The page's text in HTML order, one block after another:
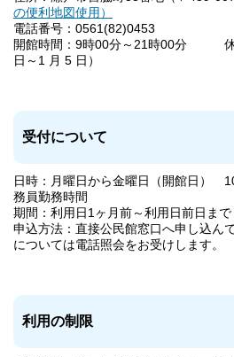
の便利地図使用）
電話番号：0561(82)0453
開館時間：9時00分～21時00分 休
日～1 月 5 日）
受付について
日時：月曜日から金曜日（開館日）
務員勤務時間
期間：利用日1ヶ月前～利用日前日まで
申込方法：直接公民館窓口へ申し込
については電話照会をお受けします。
利用の制限